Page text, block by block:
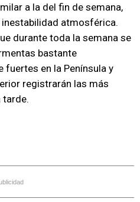
a la del fin de semana,
atmosférica.
durante toda la semana se
bastante
fuertes en la Península y
registrarán las más
tarde.